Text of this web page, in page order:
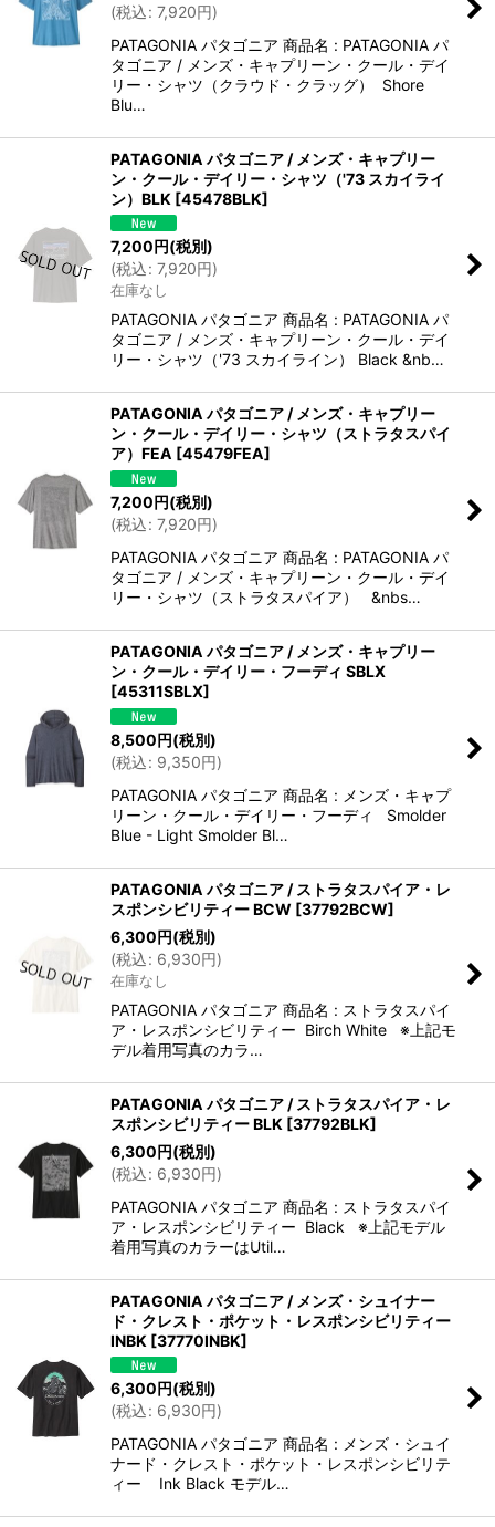
(税込: 7,920円)
PATAGONIA パタゴニア 商品名 : PATAGONIA パ
タゴニア / メンズ・キャプリーン・クール・デイ
リー・シャツ（クラウド・クラッグ） Shore
Blu…
PATAGONIA パタゴニア / メンズ・キャプリー
ン・クール・デイリー・シャツ（'73 スカイライ
ン）BLK [45478BLK]
7,200円(税別)
(税込: 7,920円)
在庫なし
PATAGONIA パタゴニア 商品名 : PATAGONIA パ
タゴニア / メンズ・キャプリーン・クール・デイ
リー・シャツ（'73 スカイライン） Black &nb…
PATAGONIA パタゴニア / メンズ・キャプリー
ン・クール・デイリー・シャツ（ストラタスパイ
ア）FEA [45479FEA]
7,200円(税別)
(税込: 7,920円)
PATAGONIA パタゴニア 商品名 : PATAGONIA パ
タゴニア / メンズ・キャプリーン・クール・デイ
リー・シャツ（ストラタスパイア） &nbs…
PATAGONIA パタゴニア / メンズ・キャプリー
ン・クール・デイリー・フーディ SBLX
[45311SBLX]
8,500円(税別)
(税込: 9,350円)
PATAGONIA パタゴニア 商品名 : メンズ・キャプ
リーン・クール・デイリー・フーディ Smolder
Blue - Light Smolder Bl…
PATAGONIA パタゴニア / ストラタスパイア・レ
スポンシビリティー BCW [37792BCW]
6,300円(税別)
(税込: 6,930円)
在庫なし
PATAGONIA パタゴニア 商品名 : ストラタスパイ
ア・レスポンシビリティー Birch White ※上記モ
デル着用写真のカラ…
PATAGONIA パタゴニア / ストラタスパイア・レ
スポンシビリティー BLK [37792BLK]
6,300円(税別)
(税込: 6,930円)
PATAGONIA パタゴニア 商品名 : ストラタスパイ
ア・レスポンシビリティー Black ※上記モデル
着用写真のカラーはUtil…
PATAGONIA パタゴニア / メンズ・シュイナー
ド・クレスト・ポケット・レスポンシビリティー
INBK [37770INBK]
6,300円(税別)
(税込: 6,930円)
PATAGONIA パタゴニア 商品名 : メンズ・シュイ
ナード・クレスト・ポケット・レスポンシビリテ
ィー Ink Black モデル…